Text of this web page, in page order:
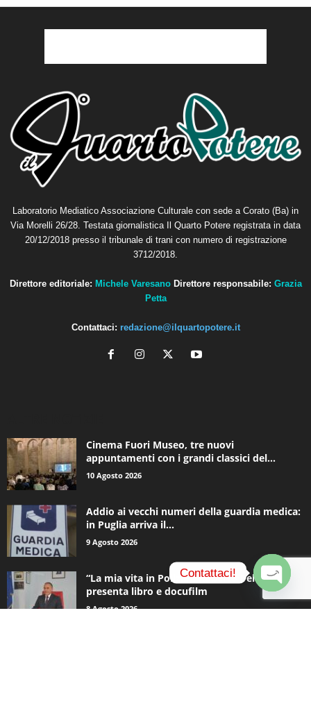
Laboratorio Mediatico Associazione Culturale con sede a Corato (Ba) in
Via Morelli 26/28. Testata giornalistica Il Quarto Potere registrata in data
20/12/2018 presso il tribunale di trani con numero di registrazione
3712/2018.
Direttore editoriale: Michele Varesano Direttore responsabile: Grazia
Petta
Contattaci: redazione@ilquartopotere.it
Cinema Fuori Museo, tre nuovi
appuntamenti con i grandi classici del...
10 Agosto 2026
Addio ai vecchi numeri della guardia medica:
in Puglia arriva il...
9 Agosto 2026
“La mia vita in Polizia”: Roberto Pellicone
presenta libro e docufilm
8 Agosto 2026
Contattaci!
O